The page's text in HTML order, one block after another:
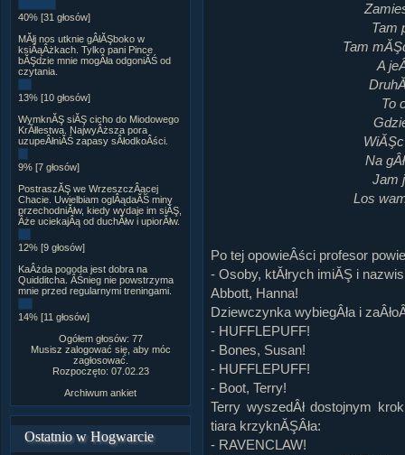
40% [31 głosów]
MĂłj nos utknie gÂłĂŞboko w
ksiÂąÂżkach. Tylko pani Pince
bĂŞdzie mnie mogÂła odgoniĂŚ od
czytania.
13% [10 głosów]
WymknĂŞ siĂŞ cicho do Miodowego
KrĂłlestwa. NajwyÂższa pora
uzupeÂłniĂŚ zapasy sÂłodkoÂści.
9% [7 głosów]
PostraszĂŞ we WrzeszczÂącej
Chacie. Uwielbiam oglÂądaĂŚ miny
przechodniĂłw, kiedy wydaje im siĂŞ,
Âże uciekajÂą od duchĂłw i upiorĂłw.
12% [9 głosów]
KaÂżda pogoda jest dobra na
Quidditcha. ÂŚnieg nie powstrzyma
mnie przed regularnymi treningami.
14% [11 głosów]
Ogółem głosów: 77
Musisz zalogować się, aby móc
zagłosować.
Rozpoczęto: 07.02.23
Archiwum ankiet
Ostatnio w Hogwarcie
Tam
Tam
A
To
Na
Jam
Los
Po tej opowieÂści profesor
- Osoby, ktĂłrych imiĂŞ i
Abbott, Hanna!
Dziewczynka wybiegÂła i
- HUFFLEPUFF!
- Bones, Susan!
- HUFFLEPUFF!
- Boot, Terry!
Terry wyszedÂł dostojnym
tiara krzyknĂŞÂła:
- RAVENCLAW!